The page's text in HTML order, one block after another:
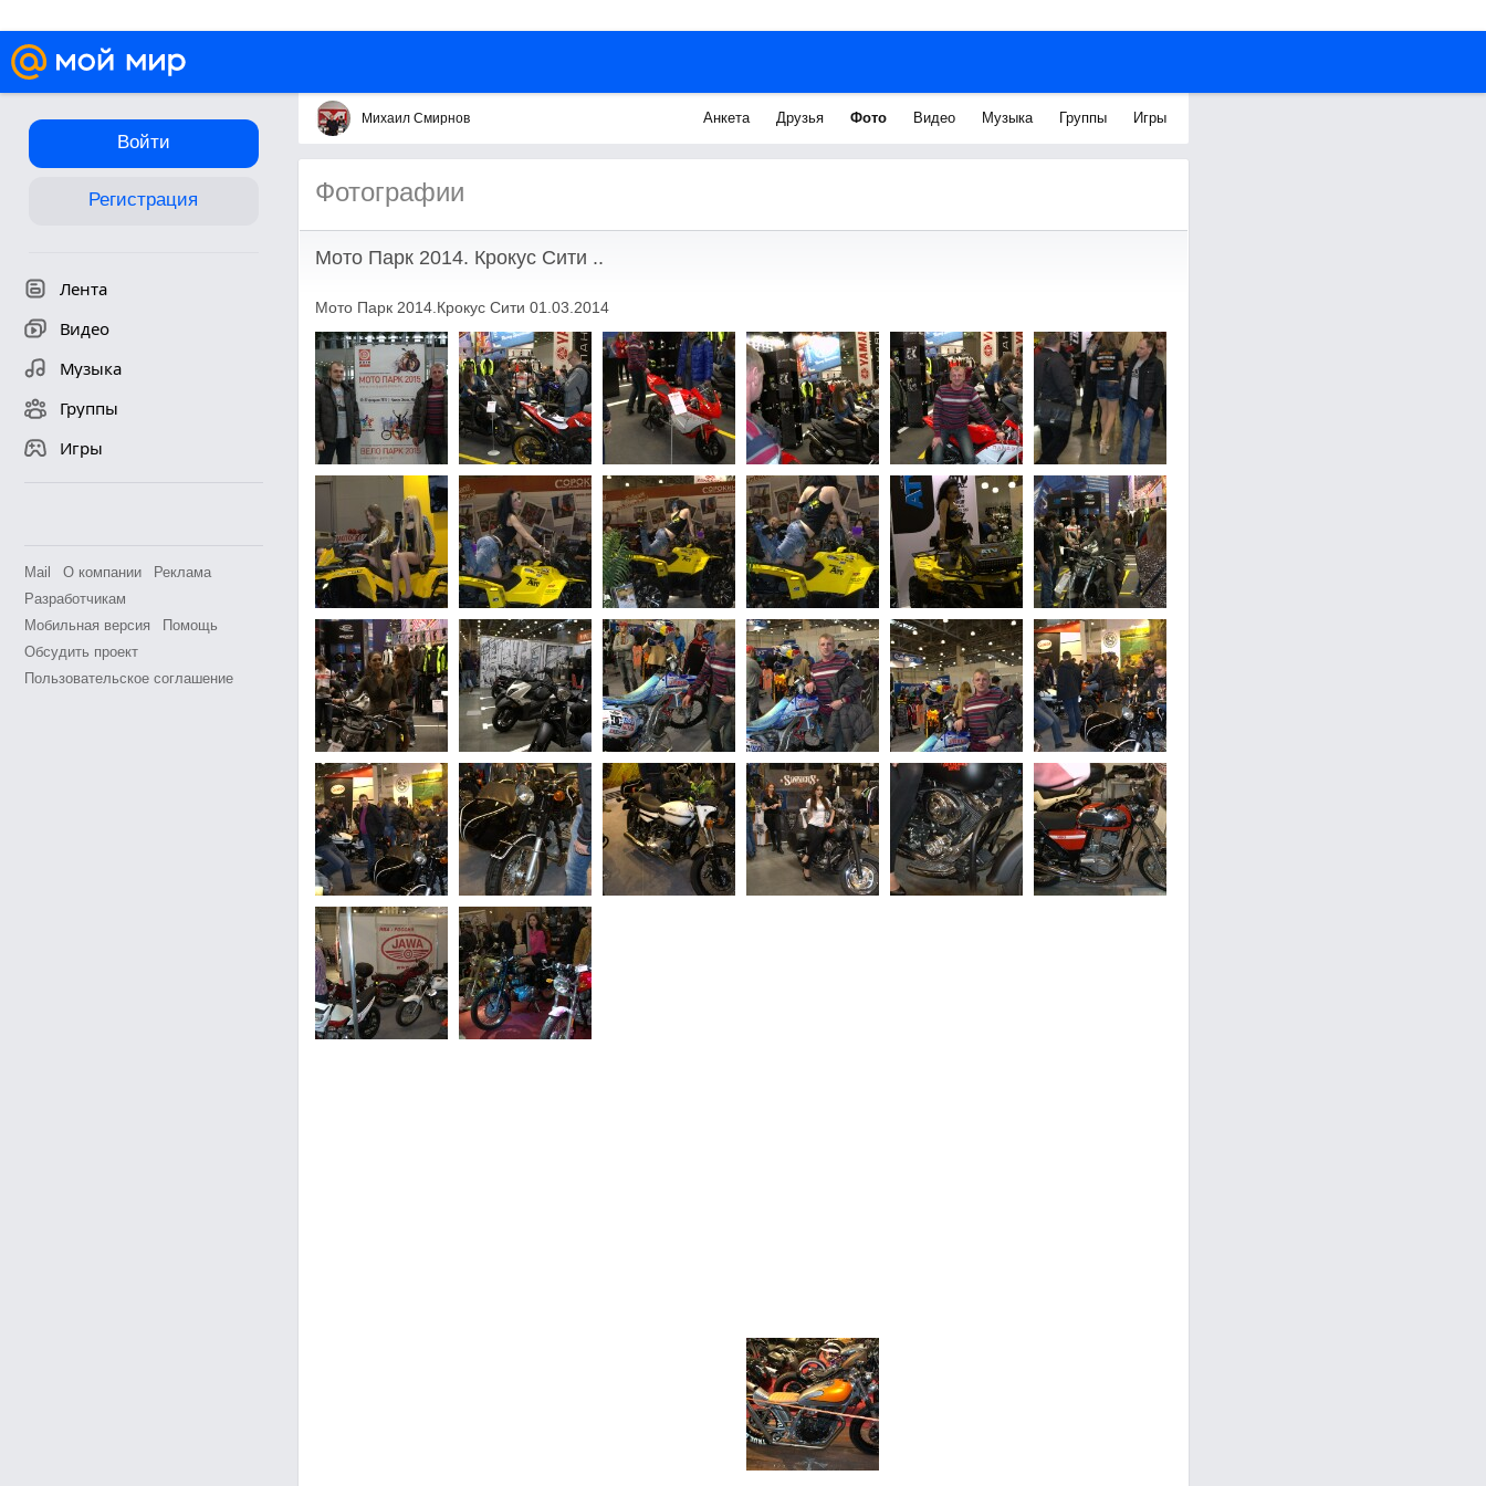
Войти
Регистрация
Лента
Видео
Музыка
Группы
Игры
Mail О компании
Реклама
Разработчикам
Мобильная версия
Помощь
Обсудить проект
Пользовательское соглашение
Михаил Смирнов Анкета Друзья Фото Видео Музыка Группы Игры
Фотографии
Мото Парк 2014. Крокус Сити ..
Мото Парк 2014.Крокус Сити 01.03.2014